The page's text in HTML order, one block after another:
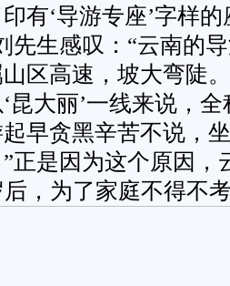
有‘导游专座’字样
先生感叹：“云南的
区高速，坡大弯陡
昆大丽’一线来说，
早贪黑辛苦不说，
正是因为这个原因，
，为了家庭不得不